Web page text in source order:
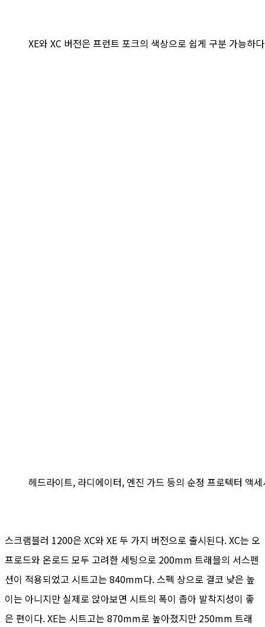
XE와 XC 버전은 프런트 포크의 색상으로 쉽게 구분 가능하다
헤드라이트, 라디에이터, 엔진 가드 등의 순정 프로텍터 액
스크램블러 1200은 XC와 XE 두 가지 버전으로 출시된다. XC는 오
프로드와 온로드 모두 고려한 세팅으로 200mm 트래블의 서스펜
션이 적용되었고 시트고는 840mm다. 스펙 상으로 결코 낮은 높
이는 아니지만 실제로 앉아보면 시트의 폭이 좁아 발착지성이 좋
은 편이다. XE는 시트고는 870mm로 높아졌지만 250mm 트래